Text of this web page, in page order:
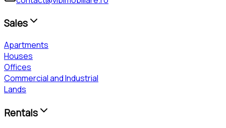
Sales
Apartments
Houses
Offices
Commercial and Industrial
Lands
Rentals